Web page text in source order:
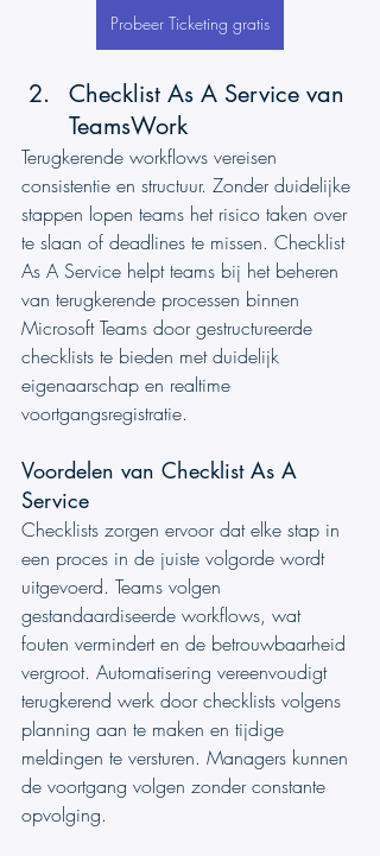
Probeer Ticketing gratis
Checklist As A Service van
TeamsWork
Terugkerende workflows vereisen
consistentie en structuur. Zonder duidelijke
stappen lopen teams het risico taken over
te slaan of deadlines te missen. Checklist
As A Service helpt teams bij het beheren
van terugkerende processen binnen
Microsoft Teams door gestructureerde
checklists te bieden met duidelijk
eigenaarschap en realtime
voortgangsregistratie.
Voordelen van Checklist As A
Service
Checklists zorgen ervoor dat elke stap in
een proces in de juiste volgorde wordt
uitgevoerd. Teams volgen
gestandaardiseerde workflows, wat
fouten vermindert en de betrouwbaarheid
vergroot. Automatisering vereenvoudigt
terugkerend werk door checklists volgens
planning aan te maken en tijdige
meldingen te versturen. Managers kunnen
de voortgang volgen zonder constante
opvolging.